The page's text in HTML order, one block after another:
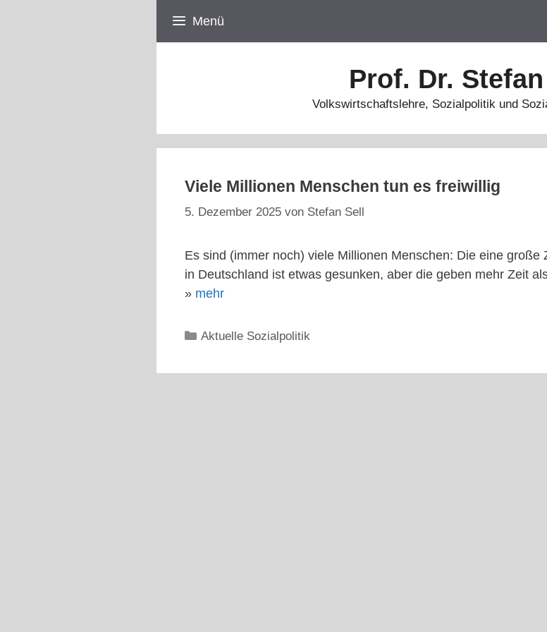
Menü
Prof. Dr. Stefan
Volkswirtschaftslehre, Sozialpolitik und
Viele Millionen Menschen tun es freiwillig
5. Dezember 2025 von Stefan Sell
Es sind (immer noch) viele Millionen Menschen: Die eine große
in Deutschland ist etwas gesunken, aber die geben mehr Zeit
» mehr
Kategorien
Aktuelle Sozialpolitik